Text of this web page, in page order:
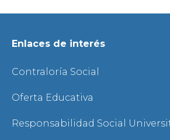
Enlaces de interés
Contraloría Social
Oferta Educativa
Responsabilidad Social